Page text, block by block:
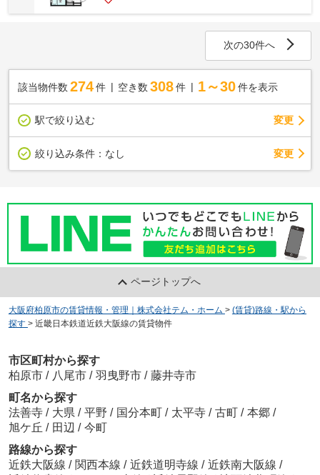
次の30件へ
該当物件数 274件 空き数 308 件 1～30 件を表示
駅で絞り込む 変更
絞り込み条件： なし 変更
ページトップへ
大阪府柏原市の賃貸情報・管理｜株式会社テム・ホーム > (賃貸)路線・駅から
探す > 近畿日本鉄道近鉄大阪線の賃貸物件
市区町村から探す
柏原市 / 八尾市 / 羽曳野市 / 藤井寺市
町名から探す
法善寺 / 大県 / 平野 / 国分本町 / 太平寺 / 古町 / 本郷 /
旭ケ丘 / 田辺 / 今町
路線から探す
近鉄大阪線 / 関西本線 / 近鉄道明寺線 / 近鉄南大阪線 /